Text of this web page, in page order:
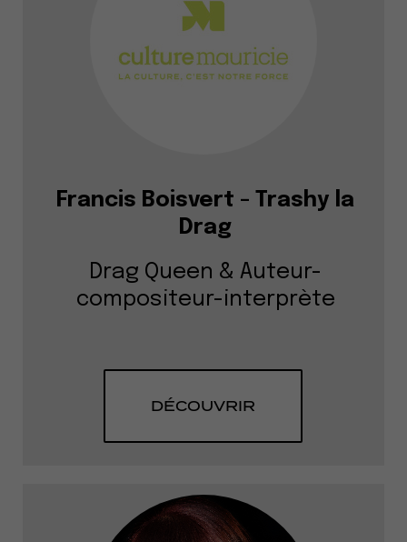
Francis Boisvert - Trashy la
Drag
Drag Queen & Auteur-
compositeur-interprète
DÉCOUVRIR